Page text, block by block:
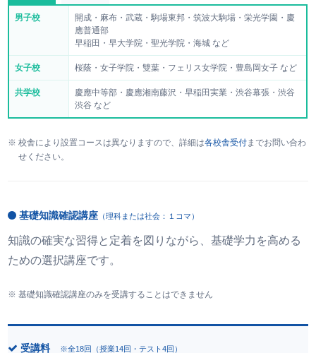
男子校
開成・麻布・武蔵・駒場東邦・筑波大駒場・栄光学園・慶
應普通部
早稲田・早大学院・聖光学院・海城 など
女子校 桜蔭・女子学院・雙葉・フェリス女学院・豊島岡女子 など
共学校
慶應中等部・慶應湘南藤沢・早稲田実業・渋谷幕張・渋谷
渋谷 など
校舎により設置コースは異なりますので、詳細は各校舎受付までお問い合わ
せください。
基礎知識確認講座 （理科または社会：１コマ）
知識の確実な習得と定着を図りながら、基礎学力を高める
ための選択講座です。
基礎知識確認講座のみを受講することはできません
受講料 ※全18回（授業14回・テスト4回）